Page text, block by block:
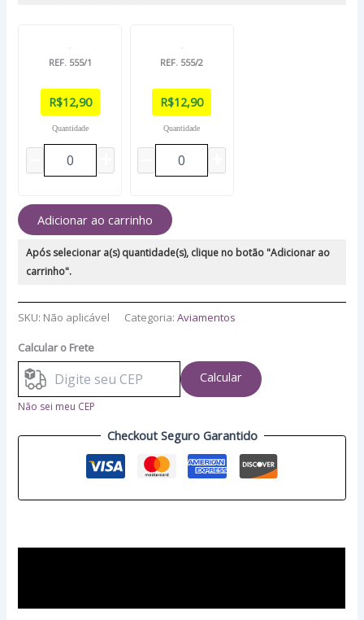
REF. 555/1
R$12,90
Quantidade
REF. 555/2
R$12,90
Quantidade
Adicionar ao carrinho
Após selecionar a(s) quantidade(s), clique no botão "Adicionar ao
carrinho".
SKU: Não aplicável Categoria:Aviamentos
Calcular o Frete
Calcular
Não sei meu CEP
Checkout Seguro Garantido